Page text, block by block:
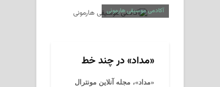
آکادمی موسیقی هارمونی
«مداد» در چند خط
«مداد»، مجله آنلاین مونترال